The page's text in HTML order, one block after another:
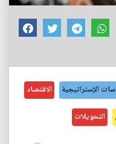
الإستراتيجية الاقتصاد
التحويلات